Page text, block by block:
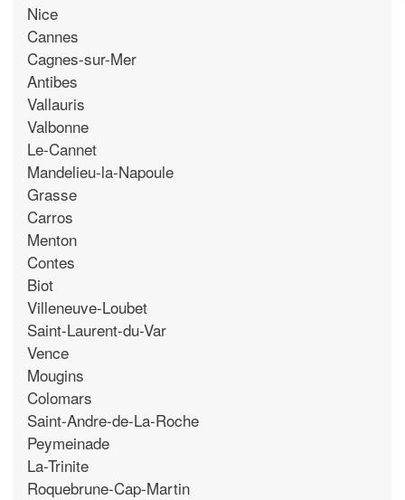
Nice
Cannes
Cagnes-sur-Mer
Antibes
Vallauris
Valbonne
Le-Cannet
Mandelieu-la-Napoule
Grasse
Carros
Menton
Contes
Biot
Villeneuve-Loubet
Saint-Laurent-du-Var
Vence
Mougins
Colomars
Saint-Andre-de-La-Roche
Peymeinade
La-Trinite
Roquebrune-Cap-Martin